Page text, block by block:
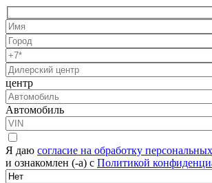
центр
Автомобиль
Я даю согласие на обработку
и ознакомлен (-а) с Политикой